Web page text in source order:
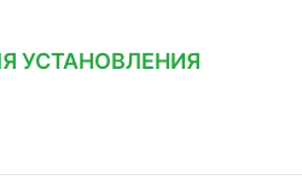
УСТАНОВЛЕНИЯ